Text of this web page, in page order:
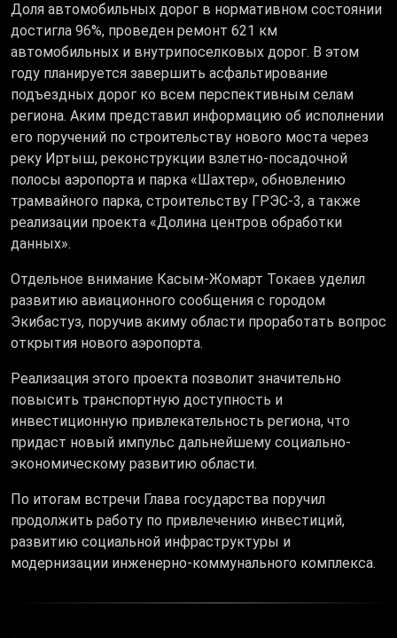
Доля автомобильных дорог в нормативном состоянии
достигла 96%, проведен ремонт 621 км
автомобильных и внутрипоселковых дорог. В этом
году планируется завершить асфальтирование
подъездных дорог ко всем перспективным селам
региона. Аким представил информацию об исполнении
его поручений по строительству нового моста через
реку Иртыш, реконструкции взлетно-посадочной
полосы аэропорта и парка «Шахтер», обновлению
трамвайного парка, строительству ГРЭС-3, а также
реализации проекта «Долина центров обработки
данных».
Отдельное внимание Касым-Жомарт Токаев уделил
развитию авиационного сообщения с городом
Экибастуз, поручив акиму области проработать вопрос
открытия нового аэропорта.
Реализация этого проекта позволит значительно
повысить транспортную доступность и
инвестиционную привлекательность региона, что
придаст новый импульс дальнейшему социально-
экономическому развитию области.
По итогам встречи Глава государства поручил
продолжить работу по привлечению инвестиций,
развитию социальной инфраструктуры и
модернизации инженерно-коммунального комплекса.